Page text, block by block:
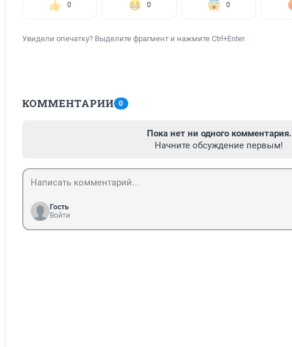
0 0 0
Увидели опечатку? Выделите фрагмент и нажмите Ctrl+Enter
КОММЕНТАРИИ 0
Пока нет ни одного комментария.
Начните обсуждение первым!
Гость
Войти